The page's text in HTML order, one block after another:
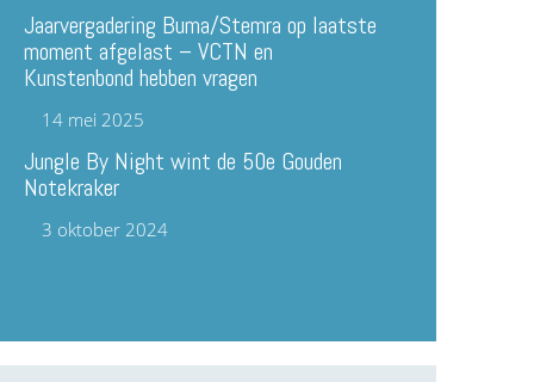
Jaarvergadering Buma/Stemra op laatste
moment afgelast – VCTN en
Kunstenbond hebben vragen
14 mei 2025
Jungle By Night wint de 50e Gouden
Notekraker
3 oktober 2024